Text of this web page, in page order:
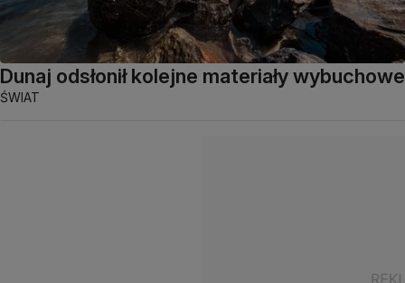
Dunaj odsłonił kolejne materiały wybuchowe
ŚWIAT